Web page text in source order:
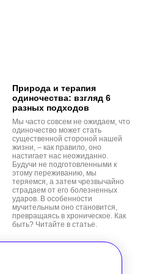
Природа и терапия
одиночества: взгляд 6
разных подходов
Мы часто совсем не ожидаем, что
одиночество может стать
существенной стороной нашей
жизни, – как правило, оно
настигает нас неожиданно.
Будучи не подготовленными к
этому переживанию, мы
теряемся, а затем чрезвычайно
страдаем от его болезненных
ударов. В особенности
мучительным оно становится,
превращаясь в хроническое. Как
быть? Читайте в статье.